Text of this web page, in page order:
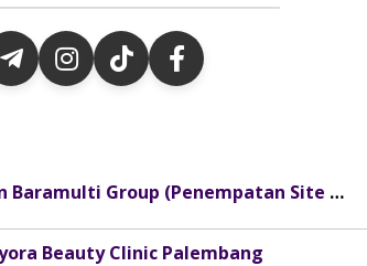
Lowongan Kerja Pertambangan Baramulti Group (Penempatan Site Sumatera Selatan)
Beauty Clinic Palembang